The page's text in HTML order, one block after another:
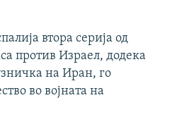
втора серија од
против Израел, додека
на Иран, го
во војната на